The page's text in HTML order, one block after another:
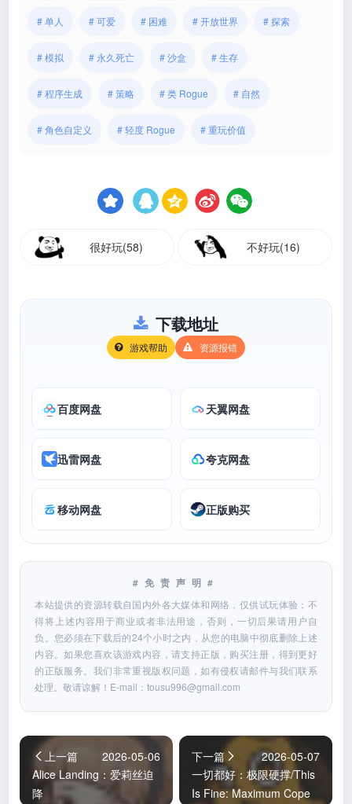
# 单人 # 可爱 # 困难 # 开放世界 # 探索
# 模拟 # 永久死亡 # 沙盒 # 生存
# 程序生成 # 策略 # 类 Rogue # 自然
# 角色自定义 # 轻度 Rogue # 重玩价值
很好玩(58) 不好玩(16)
下载地址
游戏帮助 资源报错
百度网盘 天翼网盘
迅雷网盘 夸克网盘
移动网盘 正版购买
#免责声明#
本站提供的资源转载自国内外各大媒体和网络，仅供试玩体验；不
得将上述内容用于商业或者非法用途，否则，一切后果请用户自
负。您必须在下载后的24个小时之内，从您的电脑中彻底删除上述
内容。如果您喜欢该游戏内容，请支持正版，购买注册，得到更好
的正版服务。我们非常重视版权问题，如有侵权请邮件与我们联系
处理。敬请谅解！E-mail：tousu996@gmail.com
上一篇
2026-05-06
Alice Landing：爱莉丝迫
降
下一篇
2026-05-07
一切都好：极限硬撑/This
Is Fine: Maximum Cope